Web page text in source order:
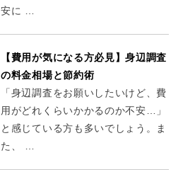
安に …
【費用が気になる方必見】身辺調査
の料金相場と節約術
「身辺調査をお願いしたいけど、費
用がどれくらいかかるのか不安…」
と感じている方も多いでしょう。ま
た、 …